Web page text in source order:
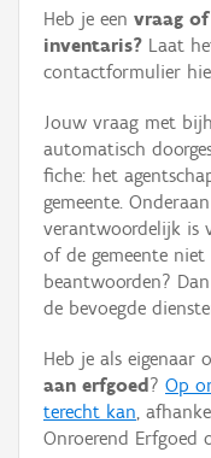
Erfgoedobject
Aanduidingsobject
Waarneming
Thema
Gebeurtenis
Persoon of collectief
Hergebruik
Aanmelden
Heb je een vraag
inventaris? Laat
contactformulier
Jouw vraag met
automatisch
fiche: het
gemeente.
verantwoordelijk is
of de gemeente
beantwoorden?
de bevoegde
Heb je als eigenaar
aan erfgoed ? Op
terecht kan,
Onroerend Erfgoed